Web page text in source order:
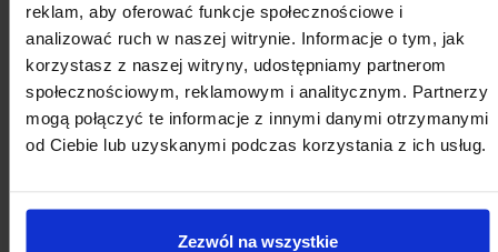
reklam, aby oferować funkcje społecznościowe i
analizować ruch w naszej witrynie. Informacje o tym, jak
korzystasz z naszej witryny, udostępniamy partnerom
społecznościowym, reklamowym i analitycznym. Partnerzy
mogą połączyć te informacje z innymi danymi otrzymanymi
od Ciebie lub uzyskanymi podczas korzystania z ich usług.
Zezwól na wszystkie